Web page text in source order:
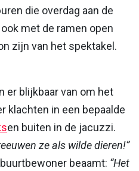
die overdag aan de
met de ramen open
zijn van het spektakel.
er blijkbaar van om het
klachten in een bepaalde
en buiten in de jacuzzi.
ze als wilde dieren!”
beaamt: “Het